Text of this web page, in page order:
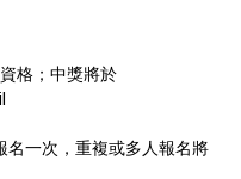
格；中獎將於
名一次，重複或多人報名將